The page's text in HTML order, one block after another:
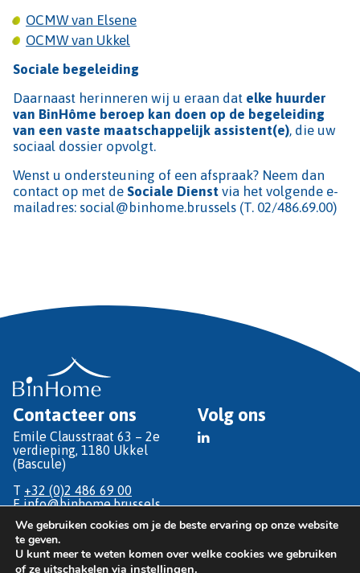
OCMW van Elsene
OCMW van Ukkel
Sociale begeleiding
Daarnaast herinneren wij u eraan dat elke huurder
van BinHôme beroep kan doen op de begeleiding
van een vaste maatschappelijk assistent(e), die uw
sociaal dossier opvolgt.
Wenst u ondersteuning of een afspraak? Neem dan
contact op met de Sociale Dienst via het volgende e-
mailadres: social@binhome.brussels (T. 02/486.69.00)
Contacteer ons
Emile Clausstraat 63 – 2e
verdieping, 1180 Ukkel
(Bascule)
T +32 (0)2 486 69 00
Einfo@binhome.brussels
Volg ons
© Copyright 2026 BinHôme
We gebruiken cookies om je de beste ervaring op onze website
te geven.
U kunt meer te weten komen over welke cookies we gebruiken
of ze uitschakelen via instellingen.